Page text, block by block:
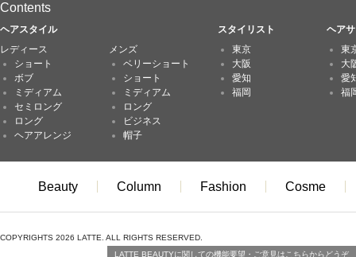
Contents
ヘアスタイル スタイリスト
ヘア
レディース
ショート
ボブ
ミディアム
セミロング
ロング
ヘアアレンジ
メンズ
ベリーショート
ショート
ミディアム
ロング
ビジネス
帽子
東京
大阪
愛知
福岡
東
大
愛
福
Beauty Column Fashion Cosme
COPYRIGHTS 2026 LATTE. ALL RIGHTS RESERVED.
LATTE BEAUTYに関しての機能要望・ご意見はこちらからどうぞ